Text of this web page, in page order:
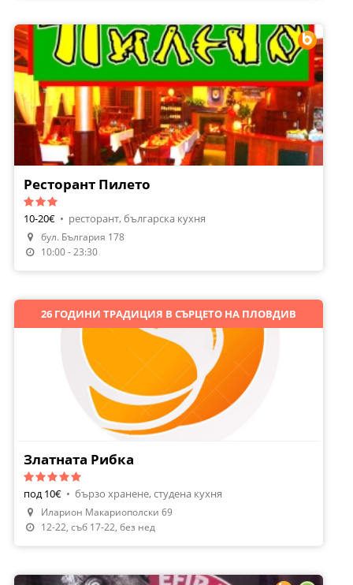
Направи Резервация
Ресторант Пилето
10-20€ • ресторант, българска кухня
бул. България 178
10:00 - 23:30
Поръчай Храна
26 ГОДИНИ ТРАДИЦИЯ В СЪРЦЕТО НА ПЛОВДИВ
Златната Рибка
под 10€ • бързо хранене, студена кухня
Иларион Макариополски 69
12-22, съб 17-22, без нед